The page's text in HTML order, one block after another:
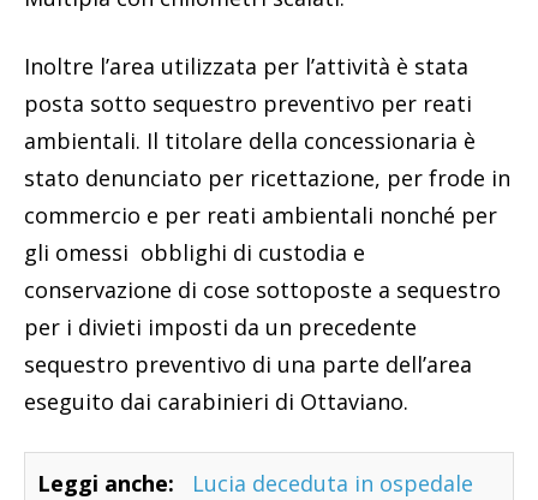
Inoltre l’area utilizzata per l’attività è stata
posta sotto sequestro preventivo per reati
ambientali. Il titolare della concessionaria è
stato denunciato per ricettazione, per frode in
commercio e per reati ambientali nonché per
gli omessi obblighi di custodia e
conservazione di cose sottoposte a sequestro
per i divieti imposti da un precedente
sequestro preventivo di una parte dell’area
eseguito dai carabinieri di Ottaviano.
Leggi anche:
Lucia deceduta in ospedale